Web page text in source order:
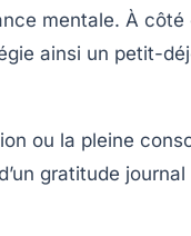
mentale. À
ainsi un petit-
ou la pleine
gratitude